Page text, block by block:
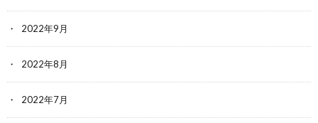
2022年9月
2022年8月
2022年7月